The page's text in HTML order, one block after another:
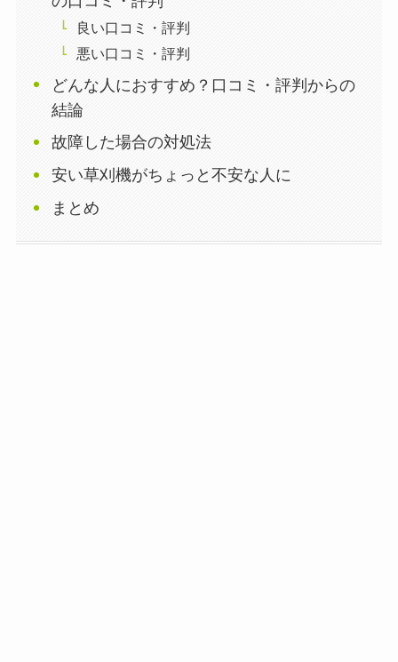
良い口コミ・評判
悪い口コミ・評判
どんな人におすすめ？口コミ・評判からの
結論
故障した場合の対処法
安い草刈機がちょっと不安な人に
まとめ